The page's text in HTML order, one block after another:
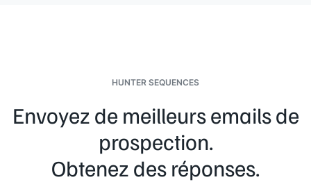
HUNTER SEQUENCES
Envoyez de meilleurs emails de
prospection.
Obtenez des réponses.